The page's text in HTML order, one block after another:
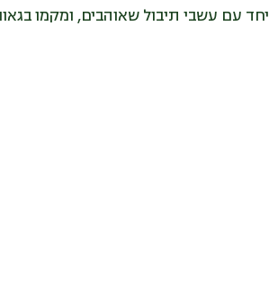
יחד עם עשבי תיבול שאוהבים, ומקמו